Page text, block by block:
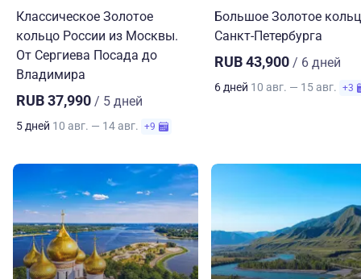
Классическое Золотое
кольцо России из Москвы.
От Сергиева Посада до
Владимира
RUB 37,990 / 5 дней
5 дней 10 авг. — 14 авг. +9
Большое Золотое
Санкт-Петербурга
RUB 43,900 / 6 дней
6 дней 10 авг. — 15 авг. +3